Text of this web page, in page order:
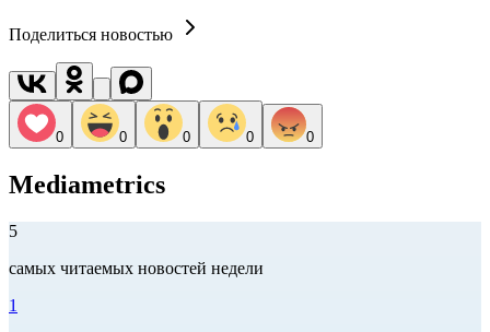
Поделиться новостью
0 0 0 0 0
Mediametrics
5
самых читаемых новостей недели
1